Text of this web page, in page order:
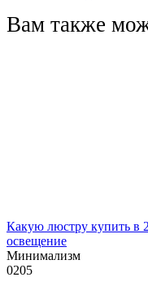
Вам также
Какую люстру купить в
освещение
Минимализм
0205